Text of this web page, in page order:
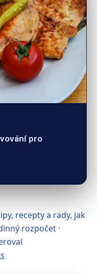
pro
recepty a rady, jak
rozpočet ·